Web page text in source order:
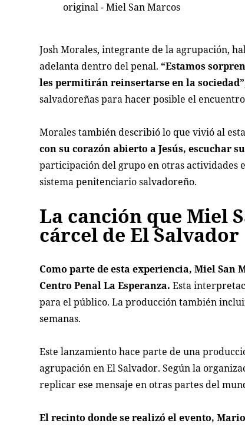
original - Miel San Marcos
Josh Morales, integrante de la agrupación,
adelanta dentro del penal. “Estamos
les permitirán reinsertarse en la sociedad”
salvadoreñas para hacer posible el
Morales también describió lo que vivió al
con su corazón abierto a Jesús, escuchar
participación del grupo en otras actividades
sistema penitenciario salvadoreño.
La canción que Miel
cárcel de El Salvador
Como parte de esta experiencia, Miel San
Centro Penal La Esperanza. Esta
para el público. La producción también
semanas.
Este lanzamiento hace parte de una
agrupación en El Salvador. Según la
replicar ese mensaje en otras partes del
El recinto donde se realizó el evento,